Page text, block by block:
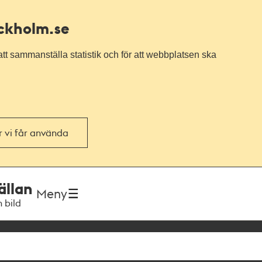
sammanställa statistik och för att webbplatsen ska
vi får använda
bild
Meny